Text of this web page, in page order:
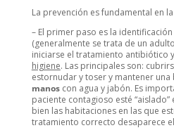
La prevención es fundamental en la
– El primer paso es la
(generalmente se trata de un
iniciarse el tratamiento antibiótico
higiene. Las principales son:
estornudar y toser y mantener una
manoscon agua y jabón. Es
paciente contagioso esté
bien las habitaciones en las que
tratamiento correcto desaparece